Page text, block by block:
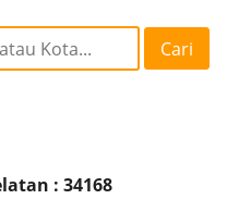
Cari
: 34168